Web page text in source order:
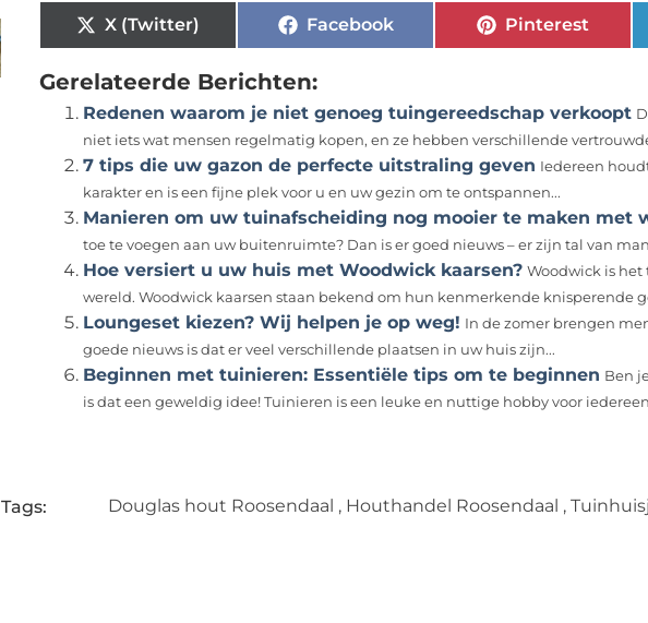
X (Twitter) Facebook Pinterest
Gerelateerde Berichten:
Redenen waarom je niet genoeg tuingereedschap verkoopt
niet iets wat mensen regelmatig kopen, en ze hebben verschillende
7 tips die uw gazon de perfecte uitstraling geven Iedereen
karakter en is een fijne plek voor u en uw gezin om te ontspannen...
Manieren om uw tuinafscheiding nog mooier te maken met
toe te voegen aan uw buitenruimte? Dan is er goed nieuws – er zijn tal van
Hoe versiert u uw huis met Woodwick kaarsen? Woodwick is
wereld. Woodwick kaarsen staan bekend om hun kenmerkende knisperende
Loungeset kiezen? Wij helpen je op weg! In de zomer brengen
goede nieuws is dat er veel verschillende plaatsen in uw huis zijn...
Beginnen met tuinieren: Essentiële tips om te beginnen Ben
is dat een geweldig idee! Tuinieren is een leuke en nuttige hobby voor
Tags: Douglas hout Roosendaal , Houthandel Roosendaal ,